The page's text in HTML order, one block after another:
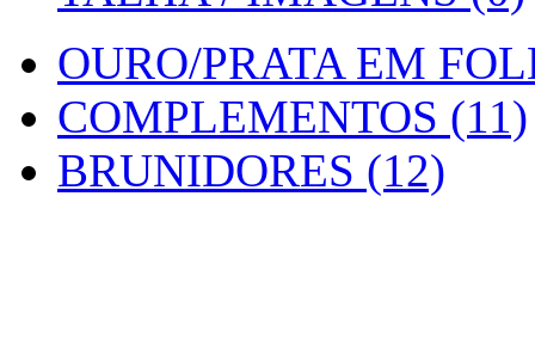
OURO/PRATA EM
COMPLEMENTOS (11)
BRUNIDORES (12)